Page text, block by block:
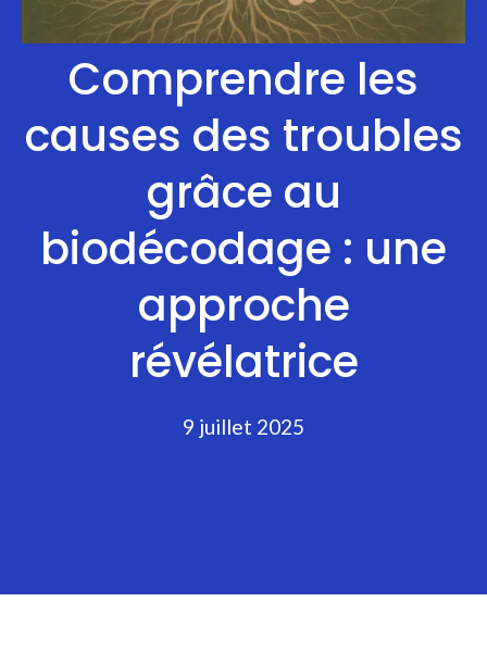
Comprendre les
causes des troubles
grâce au
biodécodage : une
approche
révélatrice
9 juillet 2025